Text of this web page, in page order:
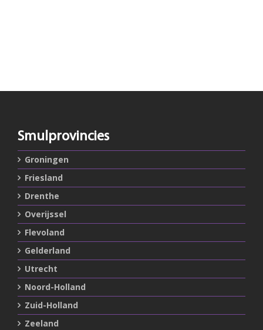
Smulprovincies
Groningen
Friesland
Drenthe
Overijssel
Flevoland
Gelderland
Utrecht
Noord-Holland
Zuid-Holland
Zeeland